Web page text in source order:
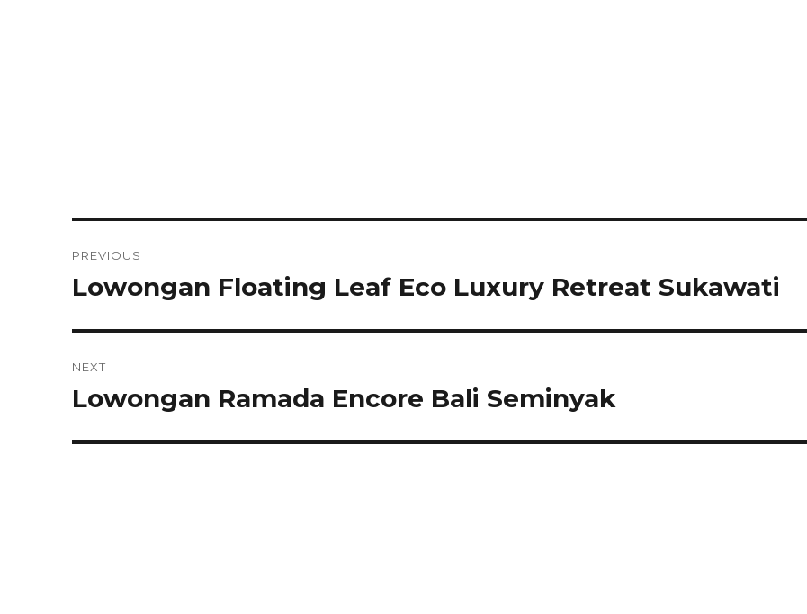
navigation
PREVIOUS
Previous
Lowongan Floating Leaf Eco Luxury Retreat Sukawati
NEXT
Next
Lowongan Ramada Encore Bali Seminyak